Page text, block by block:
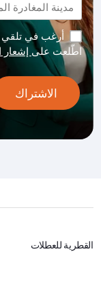
أرغب في تلقي
اطّلعت على
الاشتراك
القطرية للعطلات